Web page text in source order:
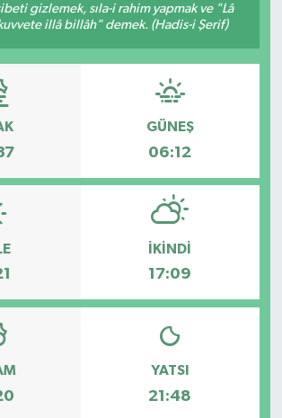
gizlemek, sıla-i rahim yapmak ve "Lâ
illâ billâh" demek. (Hadis-i Şerif)
GÜNEŞ
06:12
İKINDI
17:09
YATSI
21:48